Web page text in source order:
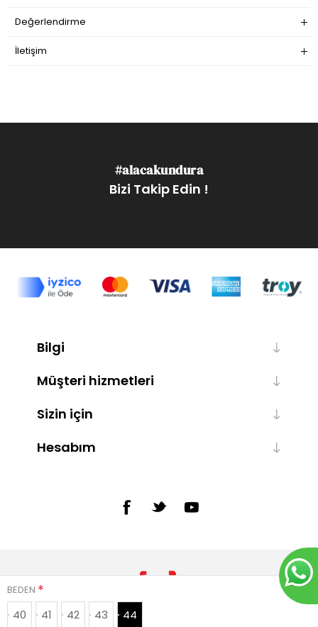
BEDEN *
40 41 42 43 44
Değerlendirme
İletişim
#alacakundura
Bizi Takip Edin !
Bilgi
Müşteri hizmetleri
Sizin için
Hesabım